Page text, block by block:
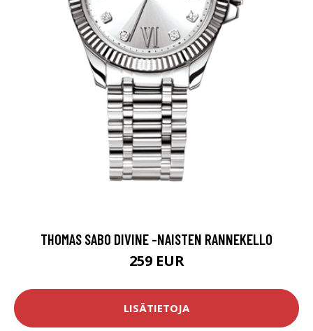
THOMAS SABO DIVINE -NAISTEN RANNEKELLO
259 EUR
LISÄTIETOJA